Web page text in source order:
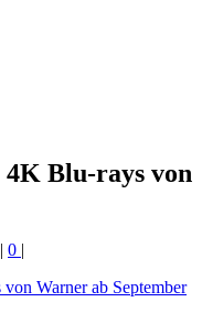
Blu-rays von
| 0 |